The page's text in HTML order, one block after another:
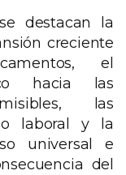
destacan la
creciente
el
hacia las
las
laboral y la
universal e
del